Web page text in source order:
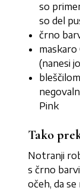
so
so del
črno
(nanesi
Pink
Tako
Notranji
s črno
očeh, da